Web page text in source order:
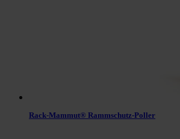
Rack-Mammut® Rammschutz-Poller